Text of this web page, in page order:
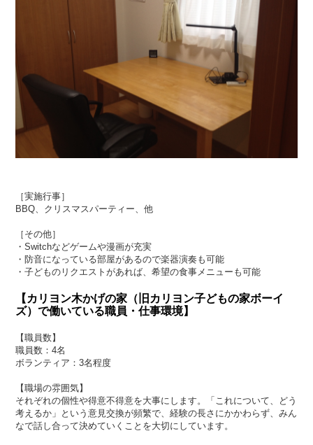
［実施行事］
BBQ、クリスマスパーティー、他
［その他］
・Switchなどゲームや漫画が充実
・防音になっている部屋があるので楽器演奏も可能
・子どものリクエストがあれば、希望の食事メニューも可能
【カリヨン木かげの家（旧カリヨン子どもの家ボーイ
ズ）で働いている職員・仕事環境】
【職員数】
職員数：4名
ボランティア：3名程度
【職場の雰囲気】
それぞれの個性や得意不得意を大事にします。「これについて、どう
考えるか」という意見交換が頻繁で、経験の長さにかかわらず、みん
なで話し合って決めていくことを大切にしています。